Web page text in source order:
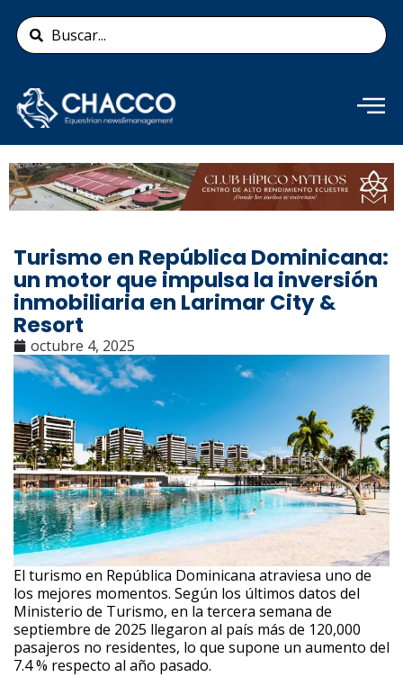
contenido
Search
...
Añade aquí tu texto de
cabecera
Turismo en República Dominicana:
un motor que impulsa la inversión
inmobiliaria en Larimar City &
Resort
octubre 4, 2025
El turismo en República Dominicana atraviesa uno de
los mejores momentos. Según los últimos datos del
Ministerio de Turismo, en la tercera semana de
septiembre de 2025 llegaron al país más de 120,000
pasajeros no residentes, lo que supone un aumento del
7.4 % respecto al año pasado.